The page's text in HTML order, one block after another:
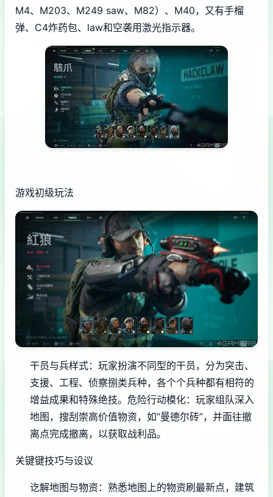
M4、M203、M249 saw、M82）、M40，又有手榴
弹、C4炸药包、law和空袭用激光指示器。
游戏初级玩法
干员与兵样式：玩家扮演不同型的干员，分为突击、
支援、工程、侦察捌类兵种，各个个兵种都有相符的
增益成果和特殊绝技。 危险行动模化：玩家组队深入
地图，搜刮崇高价值物资，如“曼德尔砖”，并面往撤
离点完成撤离，以获取战利品。
关键键技巧与设议
讫解地图与物资 ：熟悉地图上的物资刷最新点，建筑